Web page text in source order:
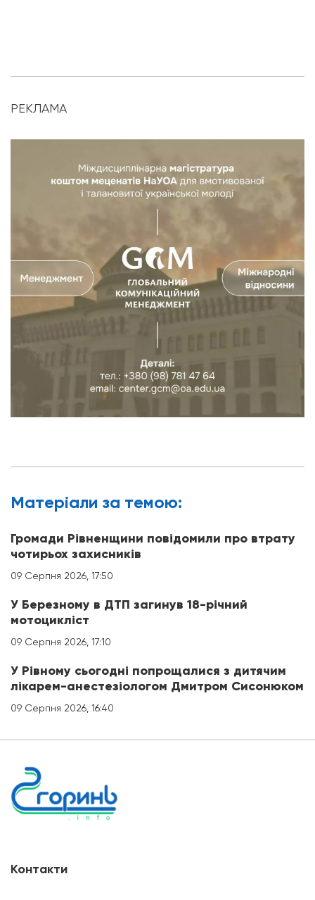
РЕКЛАМА
Матерiали за темою:
Громади Рівненщини повідомили про втрату
чотирьох захисників
09 Серпня 2026, 17:50
У Березному в ДТП загинув 18-річний
мотоцикліст
09 Серпня 2026, 17:10
У Рівному сьогодні попрощалися з дитячим
лікарем-анестезіологом Дмитром Сисонюком
09 Серпня 2026, 16:40
Контакти